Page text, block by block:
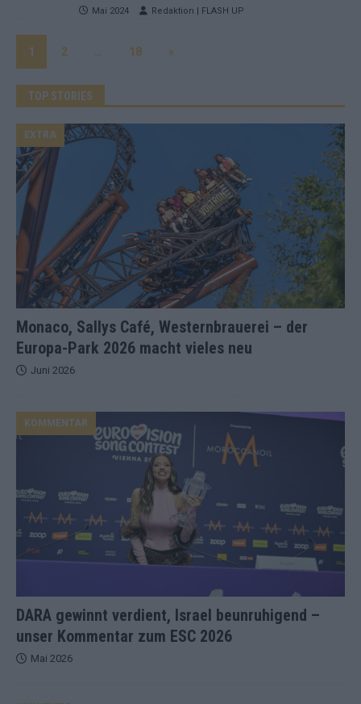
Mai 2024 Redaktion | FLASH UP
1 2 18 »
TOP STORIES
Monaco, Sallys Café, Westernbrauerei – der
Europa-Park 2026 macht vieles neu
EXTRA
Juni 2026
DARA gewinnt verdient, Israel beunruhigend –
unser Kommentar zum ESC 2026
KOMMENTAR
Mai 2026